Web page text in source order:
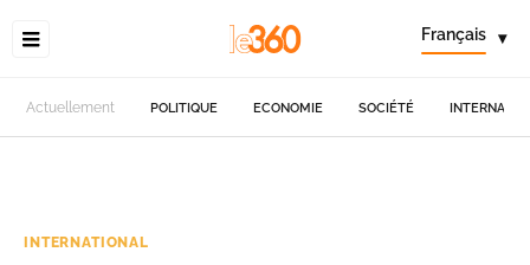
Français ▾
Actuellement POLITIQUE ECONOMIE SOCIÉTÉ
INTERNATIONAL